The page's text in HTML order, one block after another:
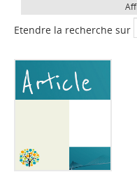
Etendre la recherche sur